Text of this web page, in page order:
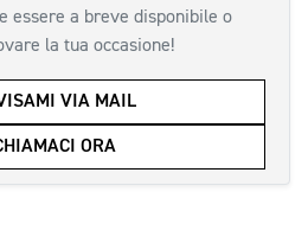
essere a breve disponibile o
la tua occasione!
VIA MAIL
ORA